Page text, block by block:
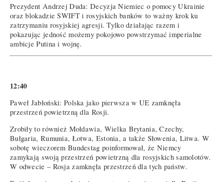
Prezydent Andrzej Duda: Decyzja Niemiec o pomocy Ukrainie
oraz blokadzie SWIFT i rosyjskich banków to ważny krok ku
zatrzymaniu rosyjskiej agresji. Tylko działając razem i
pokazując jedność możemy pokojowo powstrzymać imperialne
ambicje Putina i wojnę.
12:40
Paweł Jabłoński: Polska jako pierwsza w UE zamknęła
przestrzeń powietrzną dla Rosji.
Zrobiły to również Mołdawia, Wielka Brytania, Czechy,
Bułgaria, Rumunia, Łotwa, Estonia, a także Słowenia, Litwa. W
sobotę wieczorem Bundestag poinformował, że Niemcy
zamykają swoją przestrzeń powietrzną dla rosyjskich samolotów.
W odwecie – Rosja zamknęła przestrzeń dla tych państw.